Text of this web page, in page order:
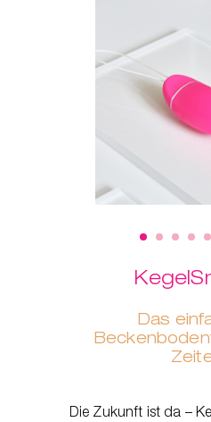
Das
Die Zukunft ist da –